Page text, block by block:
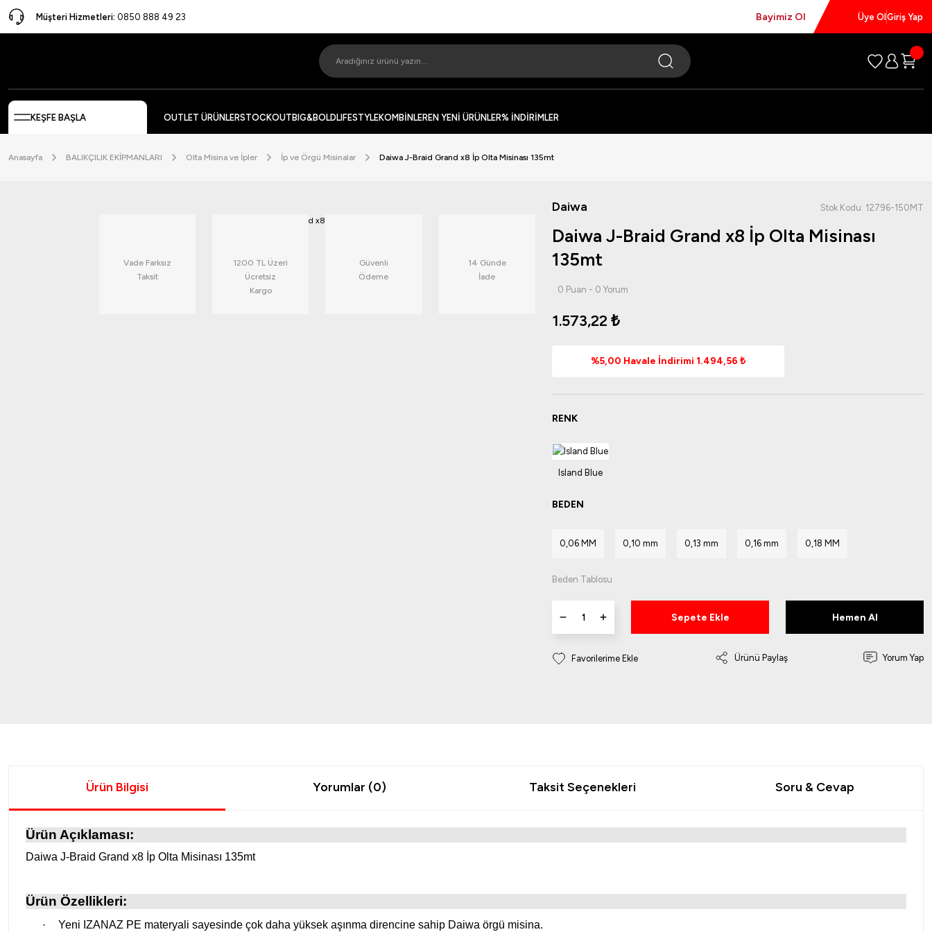
Müşteri Hizmetleri: 0850 888 49 23 Bayimiz Ol Üye OlGiriş Yap
KEŞFE BAŞLA OUTLET ÜRÜNLERSTOCKOUTBIG&BOLDLIFESTYLEKOMBİNLEREN YENİ ÜRÜNLER% İNDİRİMLER
Anasayfa BALIKÇILIK EKİPMANLARI Olta Misina ve İpler İp ve Örgü Misinalar Daiwa J-Braid Grand x8 İp Olta Misinası 135mt
Vade Farksız
Taksit
1200 TL Üzeri
Ücretsiz
Kargo
Güvenli
Ödeme
14 Günde
İade
Daiwa Stok Kodu: 12796-150MT
Daiwa J-Braid Grand x8 İp Olta Misinası
135mt
0 Puan - 0 Yorum
1.573,22 ₺
%5,00 Havale İndirimi 1.494,56 ₺
RENK
BEDEN
0,06 MM 0,10 mm 0,13 mm 0,16 mm 0,18 MM
Beden Tablosu
Sepete Ekle Hemen Al
Ürünü Paylaş Yorum Yap
Ürün Bilgisi Yorumlar (0) Taksit Seçenekleri Soru & Cevap
Ürün Açıklaması:
Daiwa J-Braid Grand x8 İp Olta Misinası 135mt
Ürün Özellikleri:
· Yeni IZANAZ PE materyali sayesinde çok daha yüksek aşınma direncine sahip Daiwa örgü misina.